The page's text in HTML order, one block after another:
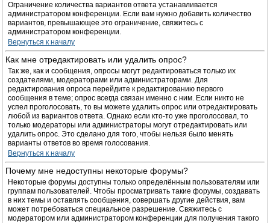
Ограничение количества вариантов ответа устанавливается
администратором конференции. Если вам нужно добавить количество
вариантов, превышающее это ограничение, свяжитесь с
администратором конференции.
Вернуться к началу
Как мне отредактировать или удалить опрос?
Так же, как и сообщения, опросы могут редактироваться только их
создателями, модераторами или администраторами. Для
редактирования опроса перейдите к редактированию первого
сообщения в теме; опрос всегда связан именно с ним. Если никто не
успел проголосовать, то вы можете удалить опрос или отредактировать
любой из вариантов ответа. Однако если кто-то уже проголосовал, то
только модераторы или администраторы могут отредактировать или
удалить опрос. Это сделано для того, чтобы нельзя было менять
варианты ответов во время голосования.
Вернуться к началу
Почему мне недоступны некоторые форумы?
Некоторые форумы доступны только определённым пользователям или
группам пользователей. Чтобы просматривать такие форумы, создавать
в них темы и оставлять сообщения, совершать другие действия, вам
может потребоваться специальное разрешение. Свяжитесь с
модератором или администратором конференции для получения такого